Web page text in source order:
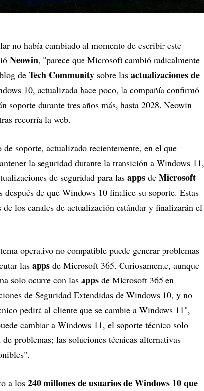
no había cambiado al momento de escribir este
Neowin, "parece que Microsoft cambió radicalmente
de Tech Community sobre las actualizaciones de
10, actualizada hace poco, la compañía confirmó
soporte durante tres años más, hasta 2028. Neowin
recorría la web.
soporte, actualizado recientemente, en el que
la seguridad durante la transición a Windows 11,
de seguridad para las apps de Microsoft
después de que Windows 10 finalice su soporte. Estas
de los canales de actualización estándar y finalizarán el
operativo no compatible puede generar problemas
las apps de Microsoft 365. Curiosamente, aunque
solo ocurre con las apps de Microsoft 365 en
de Seguridad Extendidas de Windows 10, y no
pedirá al cliente que se cambie a Windows 11",
cambiar a Windows 11, el soporte técnico solo
problemas; las soluciones técnicas alternativas
a los 240 millones de usuarios de Windows 10 que